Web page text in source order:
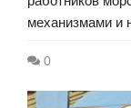
механизмами и
0